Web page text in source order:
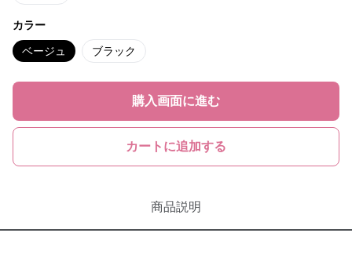
カラー
ベージュ ブラック
購入画面に進む
カートに追加する
商品説明